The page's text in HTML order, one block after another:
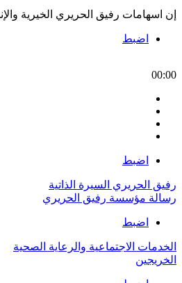
إن اسهامات رفيق الحريري الخيرية
اضبط
00:00
اضبط
رفيق الحريري السيرة الذاتية
رسالة مؤسسة رفيق الحريري
اضبط
الخدمات الاجتماعية والرعاية الصحية
الخريجين